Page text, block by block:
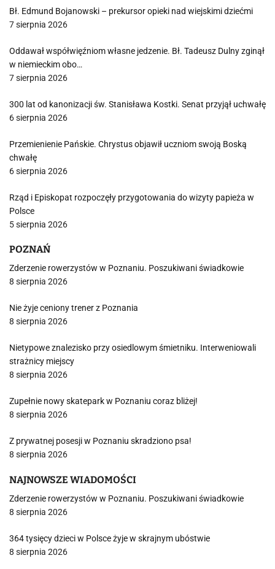
Bł. Edmund Bojanowski – prekursor opieki nad wiejskimi dziećmi
7 sierpnia 2026
Oddawał współwięźniom własne jedzenie. Bł. Tadeusz Dulny zginął
w niemieckim obo…
7 sierpnia 2026
300 lat od kanonizacji św. Stanisława Kostki. Senat przyjął uchwałę
6 sierpnia 2026
Przemienienie Pańskie. Chrystus objawił uczniom swoją Boską
chwałę
6 sierpnia 2026
Rząd i Episkopat rozpoczęły przygotowania do wizyty papieża w
Polsce
5 sierpnia 2026
POZNAŃ
Zderzenie rowerzystów w Poznaniu. Poszukiwani świadkowie
8 sierpnia 2026
Nie żyje ceniony trener z Poznania
8 sierpnia 2026
Nietypowe znalezisko przy osiedlowym śmietniku. Interweniowali
strażnicy miejscy
8 sierpnia 2026
Zupełnie nowy skatepark w Poznaniu coraz bliżej!
8 sierpnia 2026
Z prywatnej posesji w Poznaniu skradziono psa!
8 sierpnia 2026
NAJNOWSZE WIADOMOŚCI
Zderzenie rowerzystów w Poznaniu. Poszukiwani świadkowie
8 sierpnia 2026
364 tysięcy dzieci w Polsce żyje w skrajnym ubóstwie
8 sierpnia 2026